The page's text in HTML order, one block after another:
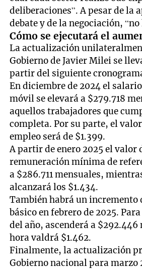
deliberaciones”. A pesar de la
debate y de la negociación, “no
Cómo se ejecutará el
La actualización
Gobierno de Javier Milei se
partir del siguiente
En diciembre de 2024 el
móvil se elevará a $279.718
aquellos trabajadores que
completa. Por su parte, el
empleo será de $1.399.
A partir de enero 2025 el valor
remuneración mínima de
a $286.711 mensuales,
alcanzará los $1.434.
También habrá un incremento
básico en febrero de 2025.
del año, ascenderá a $292.446
hora valdrá $1.462.
Finalmente, la actualización
Gobierno nacional para marzo